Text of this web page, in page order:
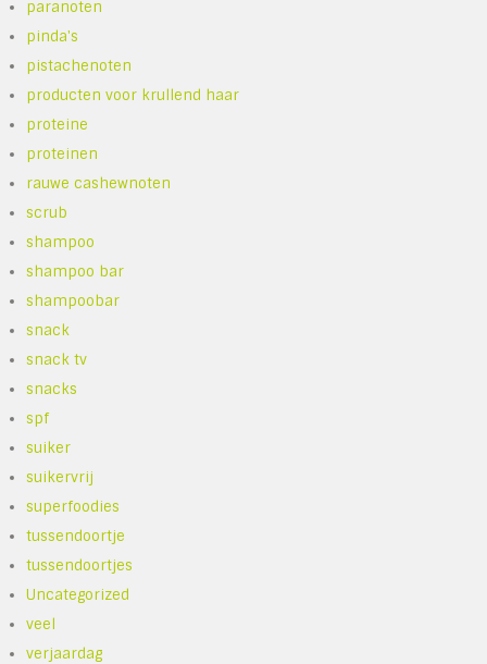
paranoten
pinda's
pistachenoten
producten voor krullend haar
proteine
proteinen
rauwe cashewnoten
scrub
shampoo
shampoo bar
shampoobar
snack
snack tv
snacks
spf
suiker
suikervrij
superfoodies
tussendoortje
tussendoortjes
Uncategorized
veel
verjaardag